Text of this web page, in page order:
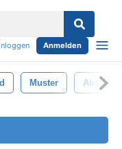
Anmelden
Muster Abstrakt